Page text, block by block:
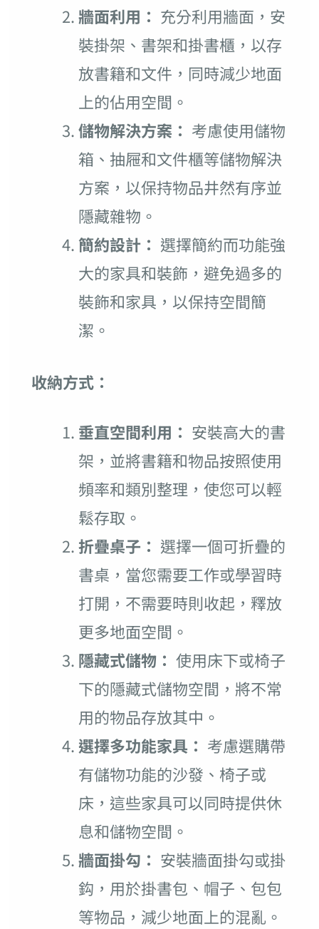
牆面利用： 充分利用牆面，安
裝掛架、書架和掛書櫃，以存
放書籍和文件，同時減少地面
上的佔用空間。
儲物解決方案： 考慮使用儲物
箱、抽屜和文件櫃等儲物解決
方案，以保持物品井然有序並
隱藏雜物。
簡約設計： 選擇簡約而功能強
大的家具和裝飾，避免過多的
裝飾和家具，以保持空間簡
潔。
收納方式：
垂直空間利用： 安裝高大的書
架，並將書籍和物品按照使用
頻率和類別整理，使您可以輕
鬆存取。
折疊桌子： 選擇一個可折疊的
書桌，當您需要工作或學習時
打開，不需要時則收起，釋放
更多地面空間。
隱藏式儲物： 使用床下或椅子
下的隱藏式儲物空間，將不常
用的物品存放其中。
選擇多功能家具： 考慮選購帶
有儲物功能的沙發、椅子或
床，這些家具可以同時提供休
息和儲物空間。
牆面掛勾： 安裝牆面掛勾或掛
鈎，用於掛書包、帽子、包包
等物品，減少地面上的混亂。